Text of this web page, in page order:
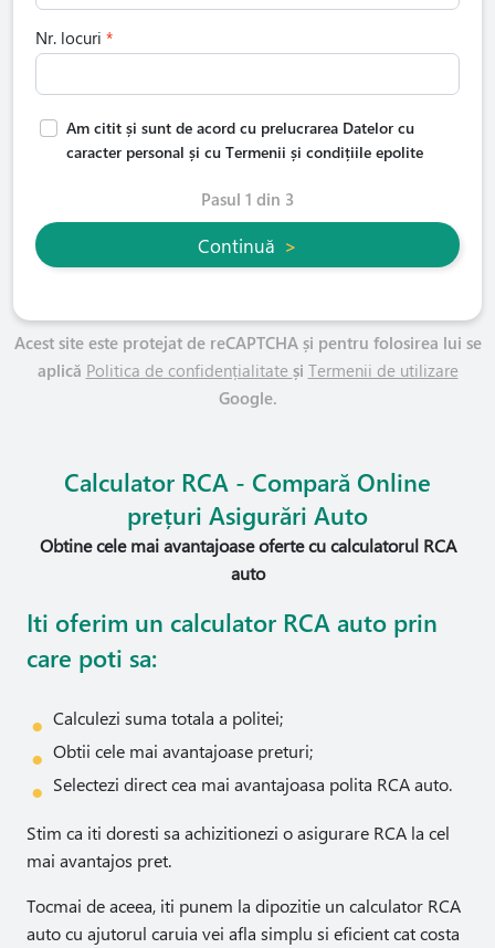
Nr. locuri
Am citit și sunt de acord cu prelucrarea Datelor cu
caracter personal și cu Termenii și condițiile epolite
Pasul 1 din 3
Continuă >
Acest site este protejat de reCAPTCHA și pentru folosirea lui se
aplică Politica de confidențialitate și Termenii de utilizare
Google.
Calculator RCA - Compară Online
prețuri Asigurări Auto
Obtine cele mai avantajoase oferte cu calculatorul RCA
auto
Iti oferim un calculator RCA auto prin
care poti sa:
Calculezi suma totala a politei;
Obtii cele mai avantajoase preturi;
Selectezi direct cea mai avantajoasa polita RCA auto.
Stim ca iti doresti sa achizitionezi o asigurare RCA la cel
mai avantajos pret.
Tocmai de aceea, iti punem la dipozitie un calculator RCA
auto cu ajutorul caruia vei afla simplu si eficient cat costa